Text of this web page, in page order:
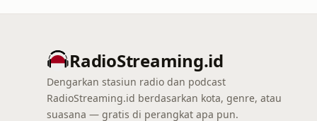
RadioStreaming.id
Dengarkan stasiun radio dan podcast
RadioStreaming.id berdasarkan kota, genre, atau
suasana — gratis di perangkat apa pun.